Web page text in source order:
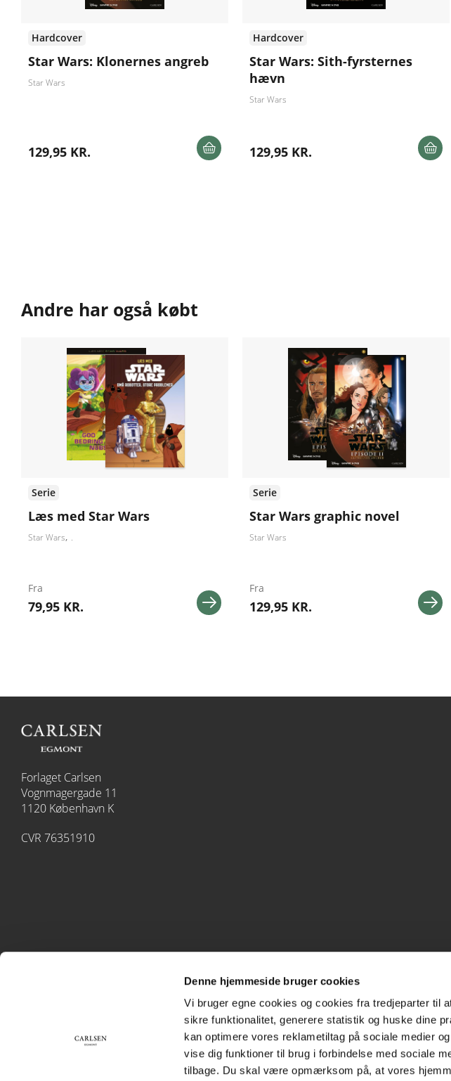
Denne hjemmeside bruger cookies
Vi bruger egne cookies og cookies fra tredjeparter til
sikre funktionalitet, generere statistik og huske dine
kan optimere vores reklametiltag på sociale medier
vise dig funktioner til brug i forbindelse med sociale
tilbage. Du skal være opmærksom på, at vores
Hardcover
Star Wars: Klonernes angreb
Star Wars
129,95 KR.
Hardcover
Star Wars: Sith-fyrsternes
hævn
Star Wars
129,95 KR.
Andre har også købt
Serie
Læs med Star Wars
Star Wars .
Fra
79,95 KR.
Serie
Star Wars graphic novel
Star Wars
Fra
129,95 KR.
Forlaget Carlsen
Vognmagergade 11
1120 København K
CVR 76351910